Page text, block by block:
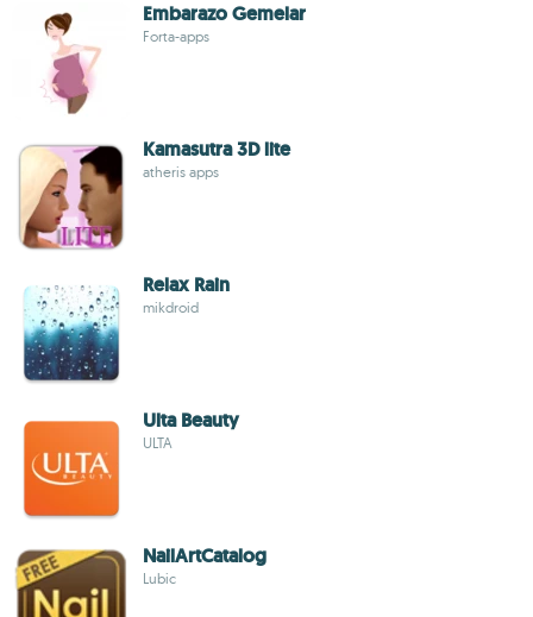
Embarazo Gemelar
Forta-apps
Kamasutra 3D lite
atheris apps
Relax Rain
mikdroid
Ulta Beauty
ULTA
NailArtCatalog
Lubic